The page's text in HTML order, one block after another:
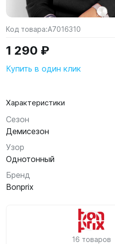
Код товара:A7016310
1 290 ₽
Купить в один клик
Характеристики
Сезон
Демисезон
Узор
Однотонный
Бренд
Bonprix
16 товаров